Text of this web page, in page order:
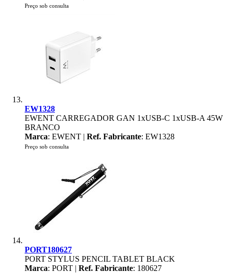
Preço sob consulta
EW1328
EWENT CARREGADOR GAN 1xUSB-C 1xUSB-A 45W
BRANCO
Marca: EWENT | Ref. Fabricante: EW1328
Preço sob consulta
PORT180627
PORT STYLUS PENCIL TABLET BLACK
Marca: PORT | Ref. Fabricante: 180627